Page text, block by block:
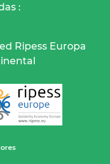
:
Ripess Europa